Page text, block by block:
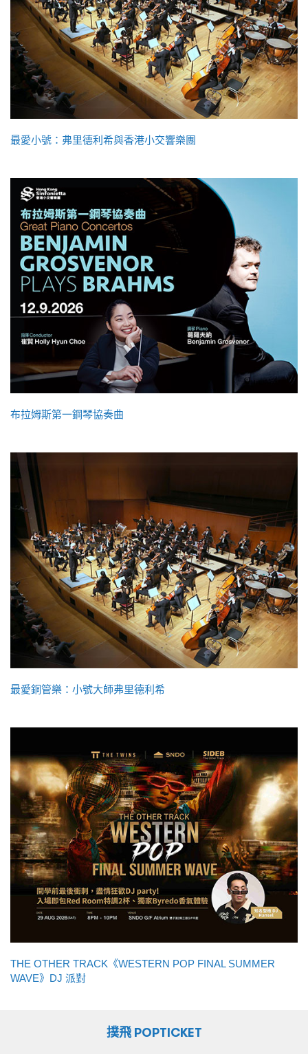
最愛小號：弗里德利希與香港小交響樂團
布拉姆斯第一鋼琴協奏曲
最愛銅管樂：小號大師弗里德利希
THE OTHER TRACK《WESTERN POP FINAL SUMMER
WAVE》DJ 派對
撲飛 POPTICKET